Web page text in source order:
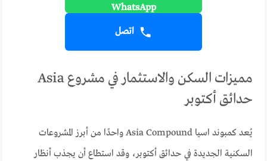
اتصل
مميزات السكن والاستثمار في مشروع Asia
حدائق أكتوبر
يُعد كمبوند اسيا Asia Compound واحدًا من أبرز المشروعات
السكنية الجديدة في حدائق أكتوبر، وقد استطاع أن يجذب أنظار